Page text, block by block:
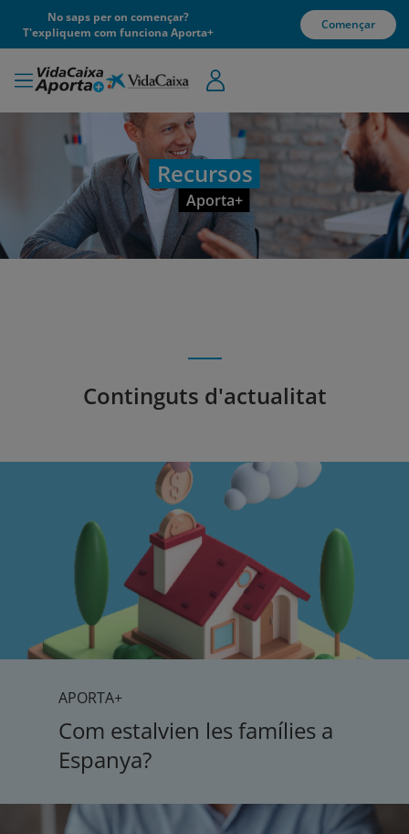
No saps per on començar?
T'expliquem com funciona Aporta+
Començar
Recursos
Aporta+
Continguts d'actualitat
APORTA+
Com estalvien les famílies a
Espanya?